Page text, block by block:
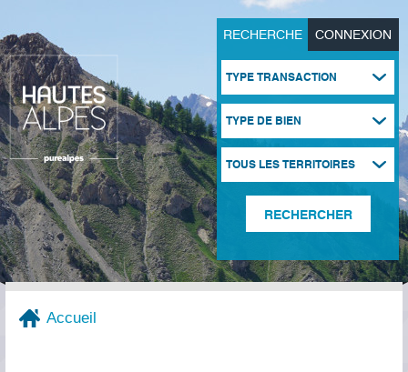
RECHERCHE
TYPE TRANSACTION
TYPE DE BIEN
TOUS LES TERRITOIRES
CONNEXION
Accueil